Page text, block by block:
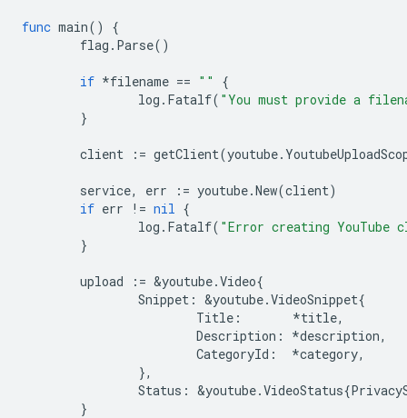
func main()
{
flag . Parse()
if *filename == ""
{
log . Fatalf( "You must provide a
}
client := getClient(youtube.
service, err := youtube.New(client)
if err != nil {
log . Fatalf( "Error creating YouTube
}
upload := &youtube.Video{
Snippet : &youtube.VideoSnippet{
Title : *title,
Description : *description,
CategoryId : *category,
},
Status : &youtube.VideoStatus{
}